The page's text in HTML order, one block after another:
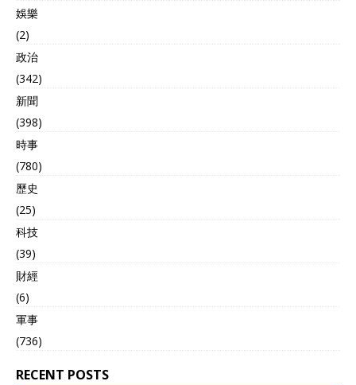
娛樂
(2)
政治
(342)
新聞
(398)
時事
(780)
歷史
(25)
科技
(39)
財經
(6)
軍事
(736)
RECENT POSTS